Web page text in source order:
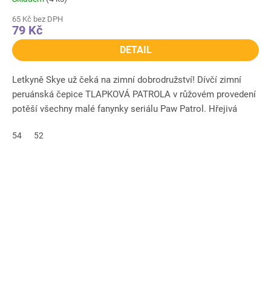
65 Kč bez DPH
79 Kč
DETAIL
Letkyně Skye už čeká na zimní dobrodružství! Dívčí zimní
peruánská čepice TLAPKOVÁ PATROLA v růžovém provedení
potěší všechny malé fanynky seriálu Paw Patrol. Hřejivá
54 52